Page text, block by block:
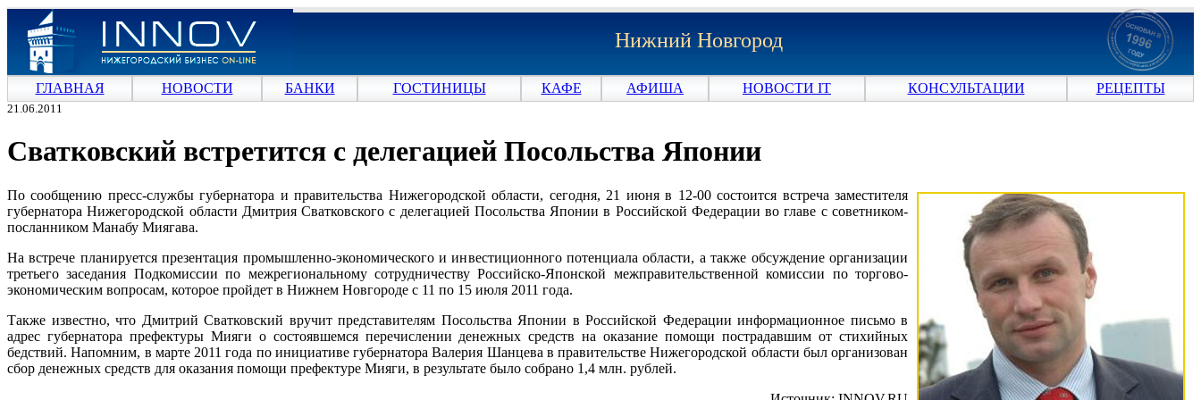
Нижний Новгород
ГЛАВНАЯ НОВОСТИ БАНКИ ГОСТИНИЦЫ КАФЕ АФИША НОВОСТИ IT КОНСУЛЬТАЦИИ РЕЦЕПТЫ
21.06.2011
Сватковский встретится с делегацией Посольства Японии
По сообщению пресс-службы губернатора и правительства Нижегородской области, сегодня, 21 июня в 12-00 состоится встреча заместителя
губернатора Нижегородской области Дмитрия Сватковского с делегацией Посольства Японии в Российской Федерации во главе с советником-
посланником Манабу Миягава.
На встрече планируется презентация промышленно-экономического и инвестиционного потенциала области, а также обсуждение организации
третьего заседания Подкомиссии по межрегиональному сотрудничеству Российско-Японской межправительственной комиссии по торгово-
экономическим вопросам, которое пройдет в Нижнем Новгороде с 11 по 15 июля 2011 года.
Также известно, что Дмитрий Сватковский вручит представителям Посольства Японии в Российской Федерации информационное письмо в
адрес губернатора префектуры Мияги о состоявшемся перечислении денежных средств на оказание помощи пострадавшим от стихийных
бедствий. Напомним, в марте 2011 года по инициативе губернатора Валерия Шанцева в правительстве Нижегородской области был организован
сбор денежных средств для оказания помощи префектуре Мияги, в результате было собрано 1,4 млн. рублей.